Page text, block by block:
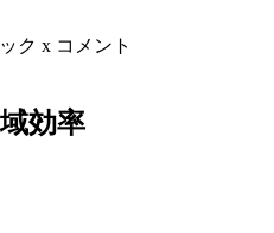
ク x コメント
効率